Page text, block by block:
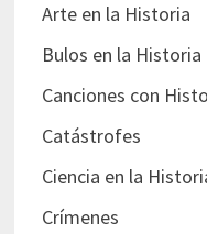
Arte en la Historia
Bulos en la Historia
Canciones con
Catástrofes
Ciencia en la
Crímenes